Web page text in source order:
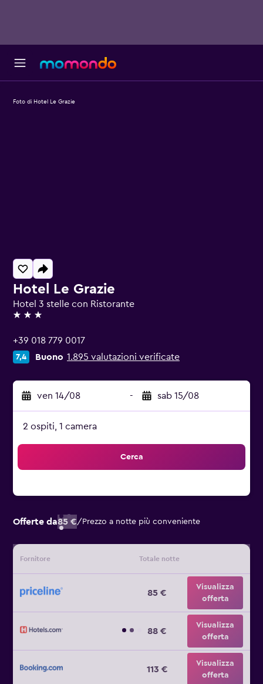
Hotel Le Grazie
Hotel 3 stelle con Ristorante
3 stelle
+39 018 779 0017
7,4 Buono 1.895 valutazioni verificate
ven 14/08 - sab 15/08
2 ospiti, 1 camera
Cerca
Offerte da85 €/ Prezzo a notte più conveniente
Fornitore Totale notte
85 €
Visualizza
offerta
88 €
Visualizza
offerta
113 €
Visualizza
offerta
Foto di Hotel Le Grazie